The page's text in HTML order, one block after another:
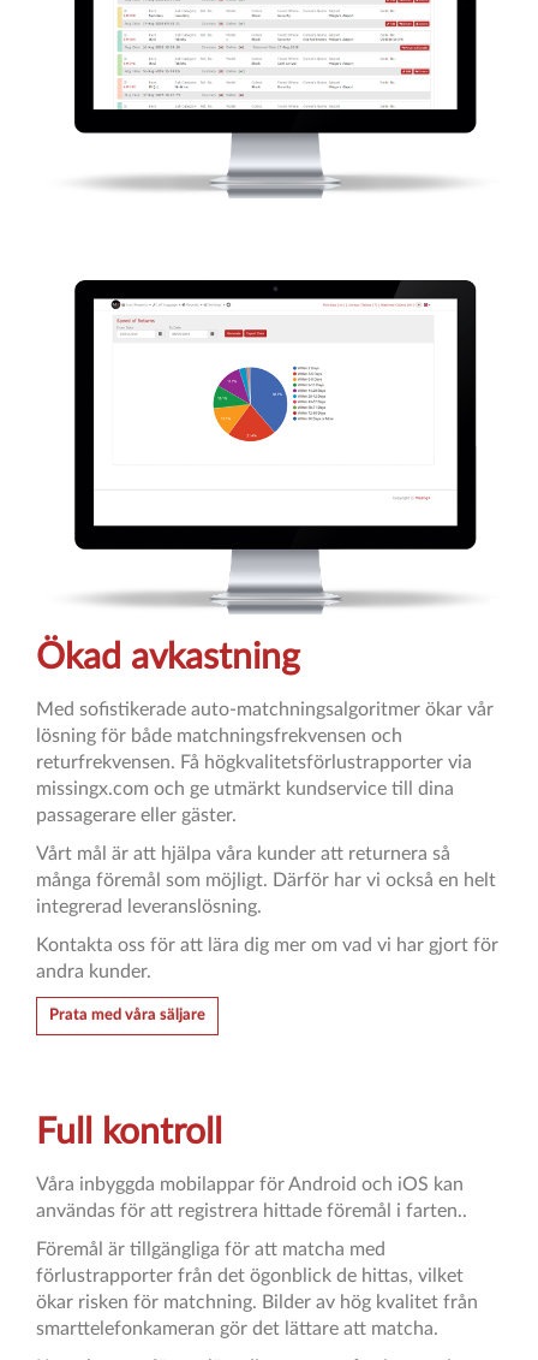
Ökad avkastning
Med sofistikerade auto-matchningsalgoritmer ökar vår
lösning för både matchningsfrekvensen och
returfrekvensen. Få högkvalitetsförlustrapporter via
missingx.com och ge utmärkt kundservice till dina
passagerare eller gäster.
Vårt mål är att hjälpa våra kunder att returnera så
många föremål som möjligt. Därför har vi också en helt
integrerad leveranslösning.
Kontakta oss för att lära dig mer om vad vi har gjort för
andra kunder.
Prata med våra säljare
Full kontroll
Våra inbyggda mobilappar för Android och iOS kan
användas för att registrera hittade föremål i farten..
Föremål är tillgängliga för att matcha med
förlustrapporter från det ögonblick de hittas, vilket
ökar risken för matchning. Bilder av hög kvalitet från
smarttelefonkameran gör det lättare att matcha.